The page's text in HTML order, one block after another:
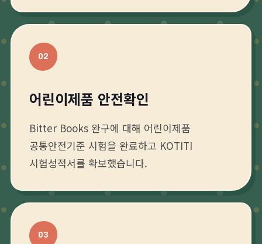
02
어린이제품 안전확인
Bitter Books 완구에 대해 어린이제품
공통안전기준 시험을 완료하고 KOTITI
시험성적서를 확보했습니다.
03